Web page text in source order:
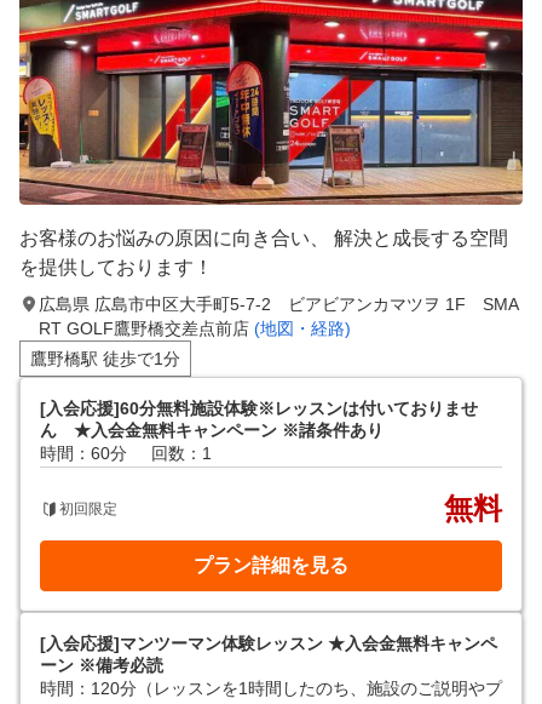
お客様のお悩みの原因に向き合い、 解決と成長する空間
を提供しております！
広島県 広島市中区大手町5-7-2 ビアビアンカマツヲ 1F SMA
RT GOLF鷹野橋交差点前店 (地図・経路)
鷹野橋駅 徒歩で1分
[入会応援]60分無料施設体験※レッスンは付いておりませ
ん ★入会金無料キャンペーン ※諸条件あり
時間：60分
回数：1
初回限定 無料
プラン詳細を見る
[入会応援]マンツーマン体験レッスン ★入会金無料キャンペ
ーン ※備考必読
時間：120分（レッスンを1時間したのち、施設のご説明やプ